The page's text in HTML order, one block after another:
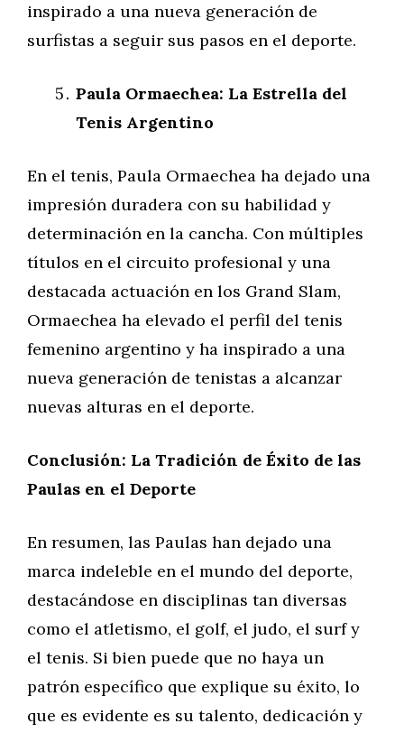
inspirado a una nueva generación de
surfistas a seguir sus pasos en el deporte.
Paula Ormaechea: La Estrella del
Tenis Argentino
En el tenis, Paula Ormaechea ha dejado una
impresión duradera con su habilidad y
determinación en la cancha. Con múltiples
títulos en el circuito profesional y una
destacada actuación en los Grand Slam,
Ormaechea ha elevado el perfil del tenis
femenino argentino y ha inspirado a una
nueva generación de tenistas a alcanzar
nuevas alturas en el deporte.
Conclusión: La Tradición de Éxito de las
Paulas en el Deporte
En resumen, las Paulas han dejado una
marca indeleble en el mundo del deporte,
destacándose en disciplinas tan diversas
como el atletismo, el golf, el judo, el surf y
el tenis. Si bien puede que no haya un
patrón específico que explique su éxito, lo
que es evidente es su talento, dedicación y